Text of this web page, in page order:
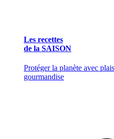
Les recettes
de la SAISON
Protéger la planète avec
gourmandise